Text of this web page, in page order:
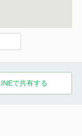
で共有する